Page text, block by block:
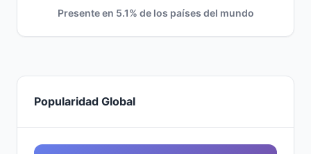
Presente en 5.1% de los países del mundo
Popularidad Global